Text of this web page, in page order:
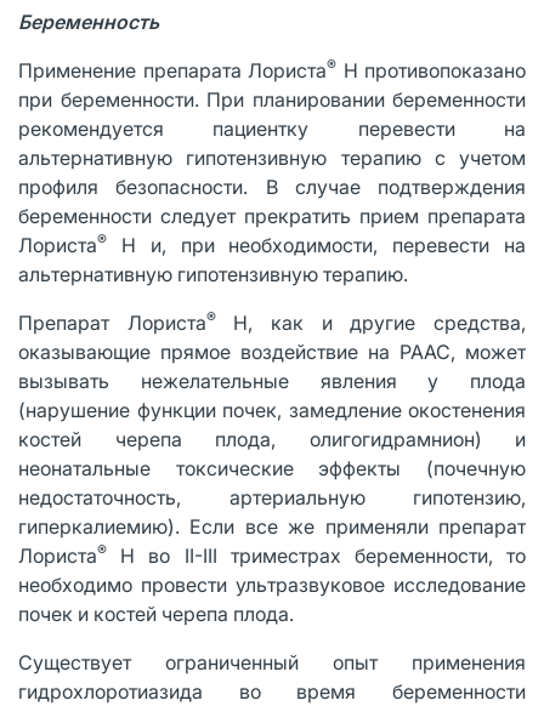
Беременность
Применение препарата Лориста® Н противопоказано
при беременности. При планировании беременности
рекомендуется пациентку перевести на
альтернативную гипотензивную терапию с учетом
профиля безопасности. В случае подтверждения
беременности следует прекратить прием препарата
Лориста®
Н и, при необходимости, перевести на
альтернативную гипотензивную терапию.
Препарат Лориста®Н, как и другие средства,
оказывающие прямое воздействие на РААС, может
вызывать нежелательные явления у плода
(нарушение функции почек, замедление окостенения
костей черепа плода, олигогидрамнион) и
неонатальные токсические эффекты (почечную
недостаточность, артериальную гипотензию,
гиперкалиемию). Если все же применяли препарат
Лориста®
Н во II-III триместрах беременности, то
необходимо провести ультразвуковое исследование
почек и костей черепа плода.
Существует ограниченный опыт применения
гидрохлоротиазида во время беременности